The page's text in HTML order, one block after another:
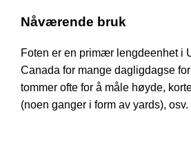
Nåværende bruk
Foten er en primær lengdeenhet i
Canada for mange dagligdagse
tommer ofte for å måle høyde,
(noen ganger i form av yards), osv.